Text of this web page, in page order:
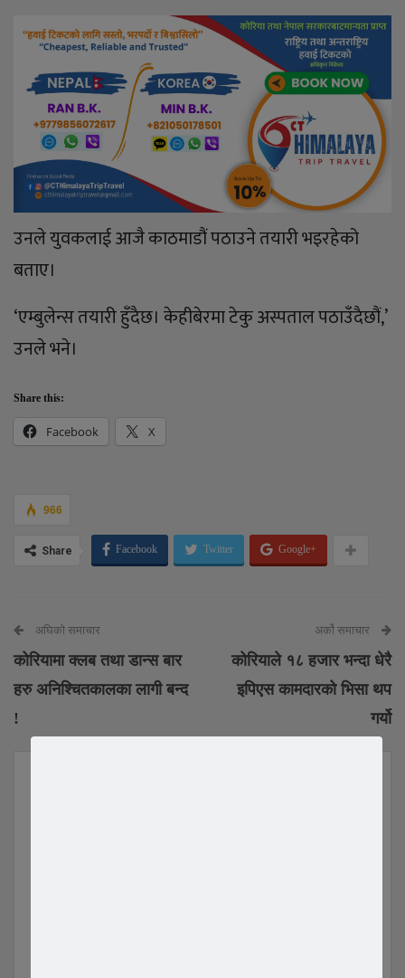
उनले युवकलाई आजै काठमाडौं पठाउने तयारी भइरहेको
बताए।
‘एम्बुलेन्स तयारी हुँदैछ। केहीबेरमा टेकु अस्पताल पठाउँदैछौं,’
उनले भने।
Share this:
Facebook X
966
Share Facebook Twitter Google+
अघिको समाचार
कोरियामा क्लब तथा डान्स बार
हरु अनिश्चितकालका लागी बन्द
!
अर्को समाचार
कोरियाले १८ हजार भन्दा धेरै
इपिएस कामदारको भिसा थप
गर्यो